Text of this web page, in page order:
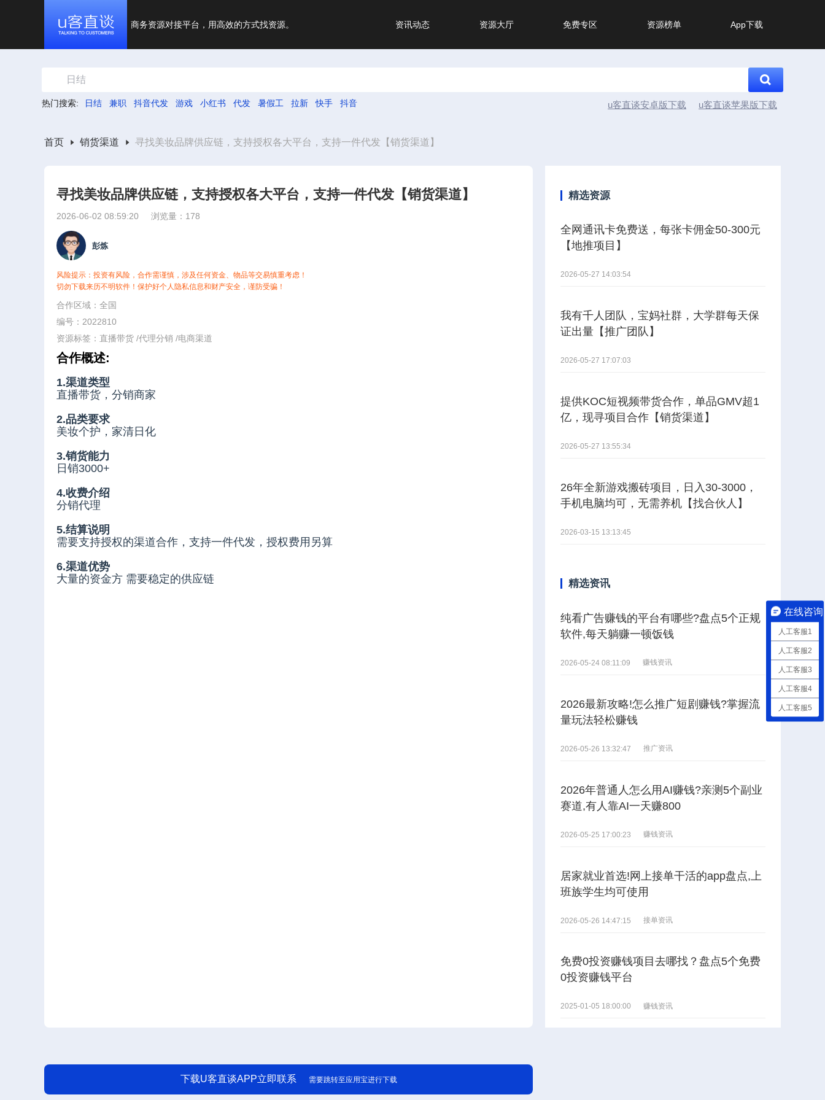
商务资源对接平台，用高效的方式找资源。 资讯动态 资源大厅 免费专区 资源榜单 App下载
日结
热门搜索: 日结 兼职 抖音代发 游戏 小红书 代发 暑假工 拉新 快手 抖音 u客直谈安卓版下载 u客直谈苹果版下载
首页 销货渠道 寻找美妆品牌供应链，支持授权各大平台，支持一件代发【销货渠道】
寻找美妆品牌供应链，支持授权各大平台，支持一件代发【销货渠道】
2026-06-02 08:59:20 浏览量：178
彭炼
风险提示：投资有风险，合作需谨慎，涉及任何资金、物品等交易慎重考虑！
切勿下载来历不明软件！保护好个人隐私信息和财产安全，谨防受骗！
合作区域：全国
编号：2022810
资源标签： 直播带货 /代理分销 /电商渠道
合作概述:
1.渠道类型
直播带货，分销商家
2.品类要求
美妆个护，家清日化
3.销货能力
日销3000+
4.收费介绍
分销代理
5.结算说明
需要支持授权的渠道合作，支持一件代发，授权费用另算
6.渠道优势
大量的资金方 需要稳定的供应链
精选资源
全网通讯卡免费送，每张卡佣金50-300元
【地推项目】
2026-05-27 14:03:54
我有千人团队，宝妈社群，大学群每天保
证出量【推广团队】
2026-05-27 17:07:03
提供KOC短视频带货合作，单品GMV超1
亿，现寻项目合作【销货渠道】
2026-05-27 13:55:34
26年全新游戏搬砖项目，日入30-3000，
手机电脑均可，无需养机【找合伙人】
2026-03-15 13:13:45
精选资讯
纯看广告赚钱的平台有哪些?盘点5个正规
软件,每天躺赚一顿饭钱
2026-05-24 08:11:09 赚钱资讯
2026最新攻略!怎么推广短剧赚钱?掌握流
量玩法轻松赚钱
2026-05-26 13:32:47 推广资讯
2026年普通人怎么用AI赚钱?亲测5个副业
赛道,有人靠AI一天赚800
2026-05-25 17:00:23 赚钱资讯
居家就业首选!网上接单干活的app盘点,上
班族学生均可使用
2026-05-26 14:47:15 接单资讯
免费0投资赚钱项目去哪找？盘点5个免费
0投资赚钱平台
2025-01-05 18:00:00 赚钱资讯
下载U客直谈APP立即联系 需要跳转至应用宝进行下载
在线咨询
人工客服1
人工客服2
人工客服3
人工客服4
人工客服5